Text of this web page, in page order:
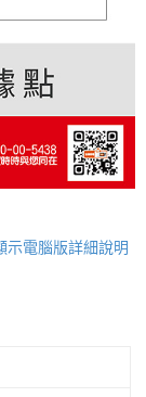
示電腦版詳細說明